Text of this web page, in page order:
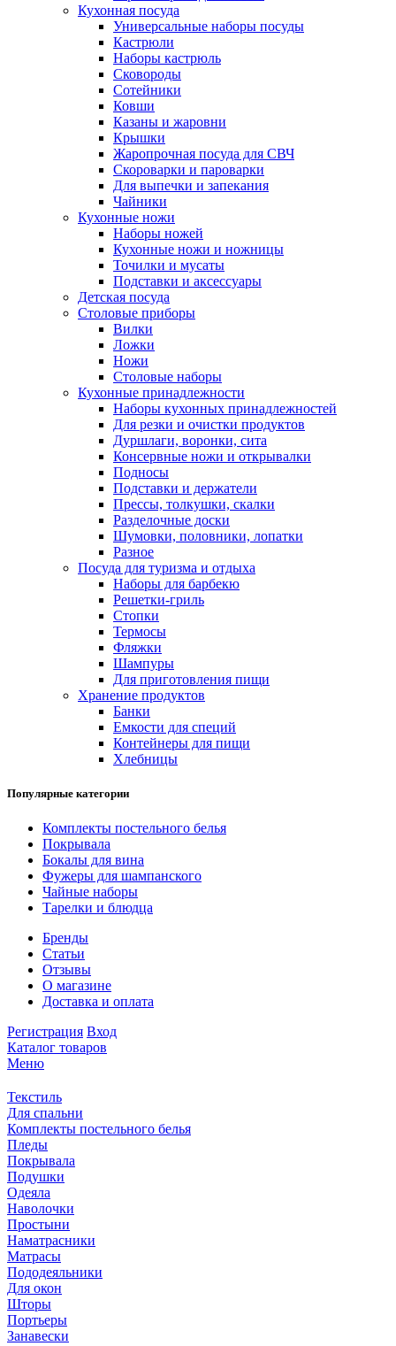
Кухонная посуда
Универсальные наборы посуды
Кастрюли
Наборы кастрюль
Сковороды
Сотейники
Ковши
Казаны и жаровни
Крышки
Жаропрочная посуда для СВЧ
Скороварки и пароварки
Для выпечки и запекания
Чайники
Кухонные ножи
Наборы ножей
Кухонные ножи и ножницы
Точилки и мусаты
Подставки и аксессуары
Детская посуда
Столовые приборы
Вилки
Ложки
Ножи
Столовые наборы
Кухонные принадлежности
Наборы кухонных принадлежностей
Для резки и очистки продуктов
Дуршлаги, воронки, сита
Консервные ножи и открывалки
Подносы
Подставки и держатели
Прессы, толкушки, скалки
Разделочные доски
Шумовки, половники, лопатки
Разное
Посуда для туризма и отдыха
Наборы для барбекю
Решетки-гриль
Стопки
Термосы
Фляжки
Шампуры
Для приготовления пищи
Хранение продуктов
Банки
Емкости для специй
Контейнеры для пищи
Хлебницы
Популярные категории
Комплекты постельного белья
Покрывала
Бокалы для вина
Фужеры для шампанского
Чайные наборы
Тарелки и блюдца
Бренды
Статьи
Отзывы
О магазине
Доставка и оплата
Регистрация Вход
Каталог товаров
Меню
Текстиль
Для спальни
Комплекты постельного белья
Пледы
Покрывала
Подушки
Одеяла
Наволочки
Простыни
Наматрасники
Матрасы
Пододеяльники
Для окон
Шторы
Портьеры
Занавески